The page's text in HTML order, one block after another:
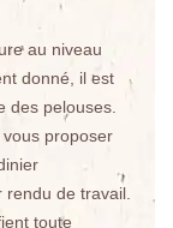
au niveau
donné, il est
des pelouses.
proposer
de travail.
toute